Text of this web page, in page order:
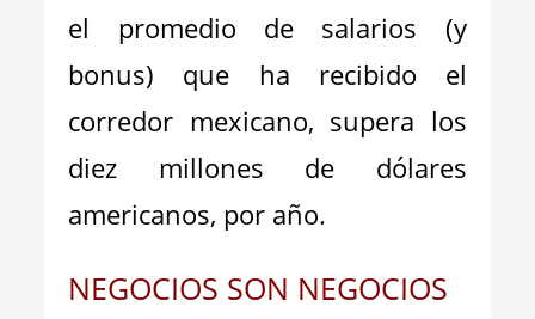
el promedio de salarios (y
bonus) que ha recibido el
corredor mexicano, supera los
diez millones de dólares
americanos, por año.
NEGOCIOS SON NEGOCIOS